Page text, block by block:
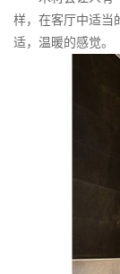
样，在客厅中适当
适，温暖的感觉。